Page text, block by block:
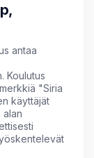
antaa
Koulutus
"Siria
käyttäjät
alan